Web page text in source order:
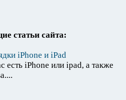
статьи сайта:
iPhone и iPad
есть iPhone или ipad, а также